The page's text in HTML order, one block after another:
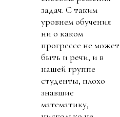
задач. С таким
уровнем обучения
ни о каком
прогрессе не может
быть и речи, и в
нашей группе
студенты, плохо
знавшие
математику,